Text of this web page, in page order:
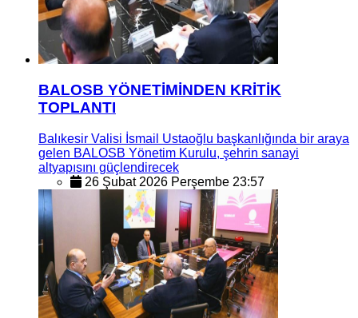
BALOSB YÖNETİMİNDEN KRİTİK
TOPLANTI
Balıkesir Valisi İsmail Ustaoğlu başkanlığında bir araya
gelen BALOSB Yönetim Kurulu, şehrin sanayi
altyapısını güçlendirecek
26 Şubat 2026 Perşembe 23:57